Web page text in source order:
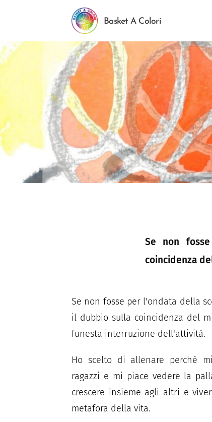
Basket A Colori
Se non
coincidenza
Se non fosse per l'ondata della
il dubbio sulla coincidenza del
funesta interruzione dell'attività.
Ho scelto di allenare perché
ragazzi e mi piace vedere la
crescere insieme agli altri e
metafora della vita.